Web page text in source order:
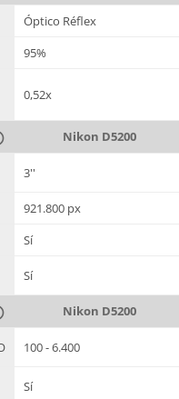
Óptico Réflex
95%
0,52x
Nikon D5200
3''
921.800 px
Sí
Sí
Nikon D5200
100 - 6.400
Sí